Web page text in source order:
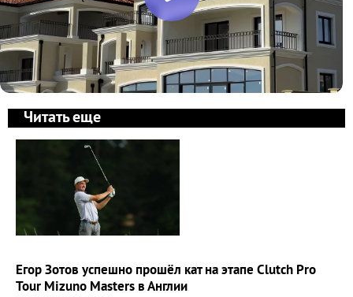
Читать еще
Егор Зотов успешно прошёл кат на этапе Clutch Pro
Tour Mizuno Masters в Англии